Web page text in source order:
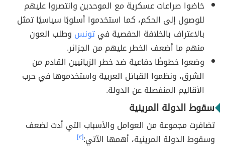
خاضوا صراعات عسكرية مع الموحدين وانتصروا عليهم
للوصول إلى الحكم، كما استخدموا أسلوبًا سياسيًا تمثل
بالاعتراف بالخلافة الحفصية فيتونس وطلب العون
منهم ما أضعف الخطر عليهم من الجزائر.
وضعوا خطوطًا دفاعية ضد خطر الزيانيين القادم من
الشرق، ونظموا القبائل العربية واستخدموها في حرب
الأقاليم المنفصلة عن الدولة.
سقوط الدولة المرينية
تضافرت مجموعة من العوامل والأسباب التي أدت لضعف
وسقوط الدولة المرينية، أهمها الآتي:[٣]